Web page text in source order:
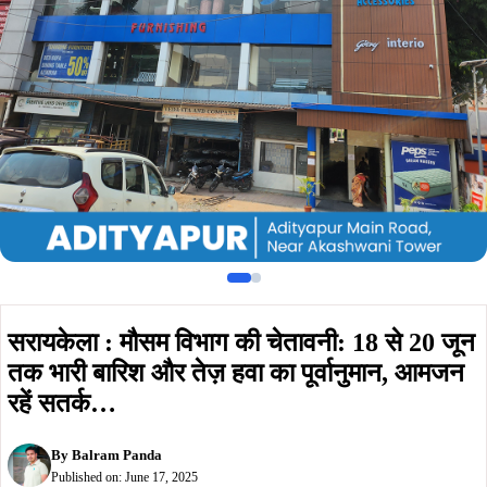
तक भारी बारिश और तेज़ हवा का पूर्वानुमान, आमजन
रहें सतर्क…
ByBalram Panda
Published on: June 17, 2025